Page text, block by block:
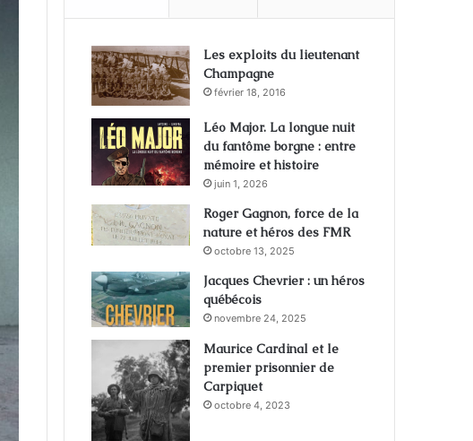
Les exploits du lieutenant
Champagne
février 18, 2016
Léo Major. La longue nuit
du fantôme borgne : entre
mémoire et histoire
juin 1, 2026
Roger Gagnon, force de la
nature et héros des FMR
octobre 13, 2025
Jacques Chevrier : un héros
québécois
novembre 24, 2025
Maurice Cardinal et le
premier prisonnier de
Carpiquet
octobre 4, 2023